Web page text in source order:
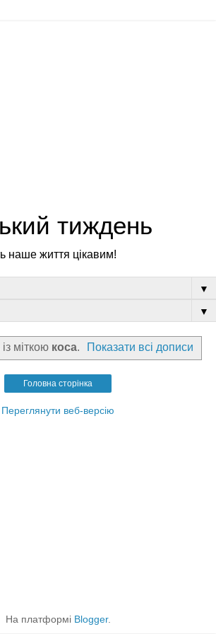
тиждень
наше життя цікавим!
▼
▼
міткою коса. Показати всі дописи
Головна сторінка
Переглянути веб-версію
На платформі Blogger.